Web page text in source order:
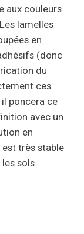
aux couleurs
lamelles
en
(donc
du
ces
poncera ce
avec un
en
très stable
sols